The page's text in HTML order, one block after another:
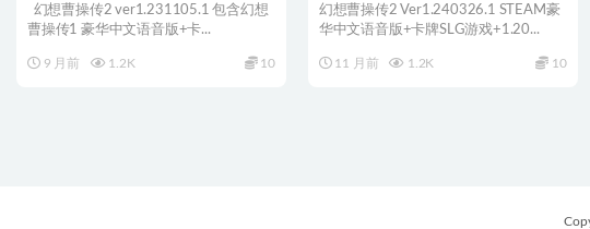
传1 豪华中文语音版+卡片SLG游戏
+补+1.2G
幻想曹操传2 ver1.231105.1 包含幻想
曹操传1 豪华中文语音版+卡...
9 月前 1.2K 10
Ver1.240326.1 STEAM豪华中文
语音版+卡牌SLG游戏+1.20G
幻想曹操传2 Ver1.240326.1 STEAM豪
华中文语音版+卡牌SLG游戏+1.20...
11 月前 1.2K 10